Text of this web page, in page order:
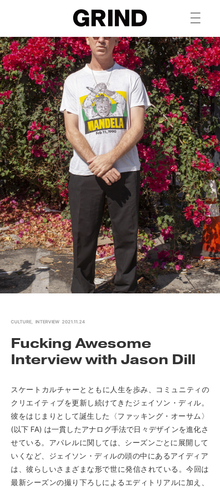
CULTURE ,INTERVIEW 2021.11.24
Fucking Awesome
Interview with Jason Dill
スケートカルチャーとともに人生を歩み、コミュニティの
クリエイティブを更新し続けてきたジェイソン・ディル。
彼をはじまりとして誕生した〈ファッキング・オーサム〉
(以下 FA) は一貫したアナログ手法で日々デザインを進化さ
せている。アパレルに関しては、シーズンごとに展開して
いくなど、ジェイソン・ディルの頭の中にあるアイディア
は、彼らしいさまざまな形で世に発信されている。今回は
最新シーズンの撮り下ろしによるエディトリアルに加え、